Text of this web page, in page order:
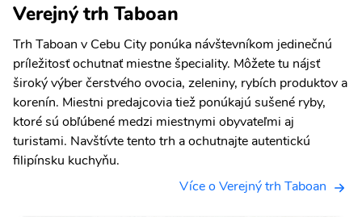
Verejný trh Taboan
Trh Taboan v Cebu City ponúka návštevníkom jedinečnú
príležitosť ochutnať miestne špeciality. Môžete tu nájsť
široký výber čerstvého ovocia, zeleniny, rybích produktov a
korenín. Miestni predajcovia tiež ponúkajú sušené ryby,
ktoré sú obľúbené medzi miestnymi obyvateľmi aj
turistami. Navštívte tento trh a ochutnajte autentickú
filipínsku kuchyňu.
Více o Verejný trh Taboan